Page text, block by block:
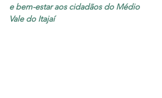
e bem-estar aos cidadãos do Médio
Vale do Itajaí